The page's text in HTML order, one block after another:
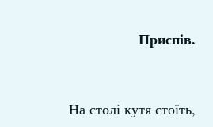
Приспів.
На столі кутя стоїть,